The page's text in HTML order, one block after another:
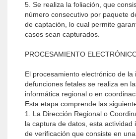
5. Se realiza la foliación, que
número consecutivo por paquete
de captación, lo cual permite
casos sean capturados.
PROCESAMIENTO
El procesamiento electrónico de la
defunciones fetales se realiza en
informática regional o en
Esta etapa comprende las
1. La Dirección Regional o
la captura de datos, esta actividad
de verificación que consiste en